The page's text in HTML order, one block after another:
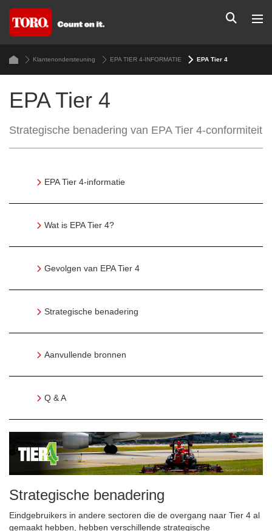
Klantenondersteuning EPA TIER 4-INFORMATIE EPA Tier 4
EPA Tier 4
Strategische benadering van EPA Tier 4-conformiteit
EPA Tier 4-informatie
Wat is EPA Tier 4?
Gevolgen van EPA Tier 4
Strategische benadering
Aanvullende bronnen
Q & A
Strategische benadering
Eindgebruikers in andere sectoren die de overgang naar Tier 4 al
gemaakt hebben, hebben verschillende strategische